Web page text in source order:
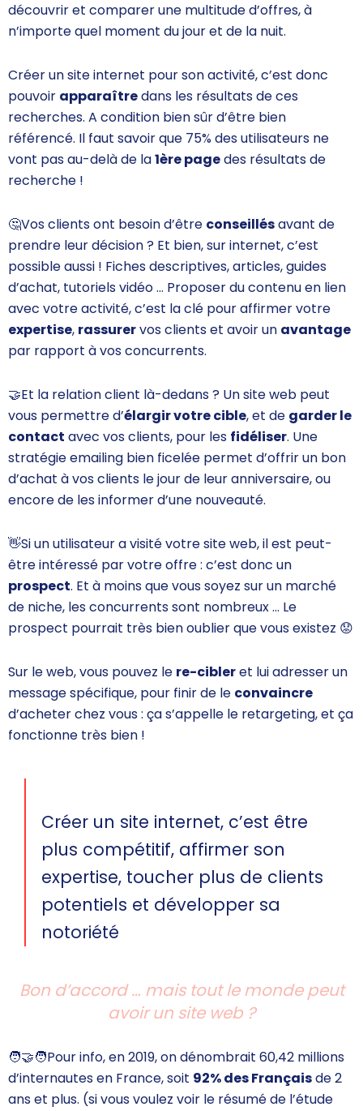
découvrir et comparer une multitude d’offres, à
n’importe quel moment du jour et de la nuit.
Créer un site internet pour son activité, c’est donc
pouvoir apparaîtredans les résultats de ces
recherches. A condition bien sûr d’être bien
référencé. Il faut savoir que 75% des utilisateurs ne
vont pas au-delà de la1ère pagedes résultats de
recherche !
🤔Vos clients ont besoin d’être conseillésavant de
prendre leur décision ? Et bien, sur internet, c’est
possible aussi ! Fiches descriptives, articles, guides
d’achat, tutoriels vidéo … Proposer ducontenuen lien
avec votre activité, c’est la clé pour affirmer votre
expertise, rassurervos clients et avoir un avantage
par rapport à vos concurrents.
🤝Et la relation client là-dedans ? Un site web peut
vous permettre d’élargir votre cible, et de garder le
contact avec vos clients, pour les fidéliser. Une
stratégie emailing bien ficelée permet d’offrir un bon
d’achat à vos clients le jour de leur anniversaire, ou
encore de les informer d’une nouveauté.
👋Si un utilisateur a visité votre site web, il est peut-
être intéressé par votre offre : c’est donc un
prospect. Et à moins que vous soyez sur un marché
de niche, les concurrents sont nombreux … Le
prospect pourrait très bien oublier que vous existez 😟
Sur le web, vous pouvez le re-cibleret lui adresser un
message spécifique, pour finir de le convaincre
d’acheter chez vous : ça s’appelle le retargeting, et ça
fonctionne très bien !
Créer un site internet, c’est être
plus compétitif, affirmer son
expertise, toucher plus de clients
potentiels et développer sa
notoriété
Bon d’accord … mais tout le monde peut
avoir un site web ?
🧑‍🤝‍🧑Pour info, en 2019, on dénombrait 60,42 millions
d’internautes en France, soit 92% des Françaisde 2
ans et plus. (si vous voulez voir le résumé de l’étude